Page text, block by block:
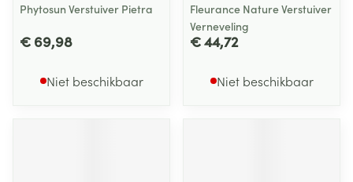
Phytosun Verstuiver Pietra
€ 69,98
Niet beschikbaar
Fleurance Nature Verstuiver
Verneveling
€ 44,72
Niet beschikbaar